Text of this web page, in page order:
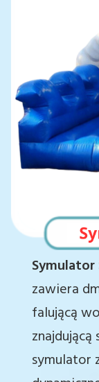
Symulator
zawiera
falującą
symulator